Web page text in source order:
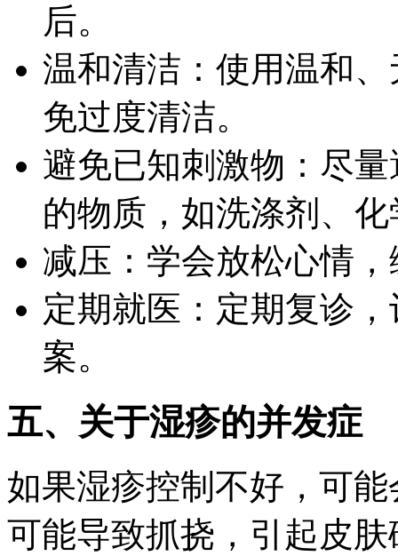
后。
温和清洁：使用温和
免过度清洁。
避免已知刺激物：尽
的物质，如洗涤剂、
减压：学会放松心情
定期就医：定期复诊
案。
五、关于湿疹的并发症
如果湿疹控制不好，可
可能导致抓挠，引起皮